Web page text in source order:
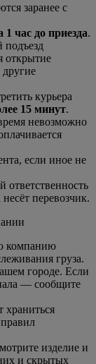
заранее с
1 час до приезда.
подъезд
открытие
курьера
15 минут.
невозможно
если иное не
ответственность
перевозчик.
компанию
груза.
городе. Если
— сообщите
храниться
изделие и
и скрытых